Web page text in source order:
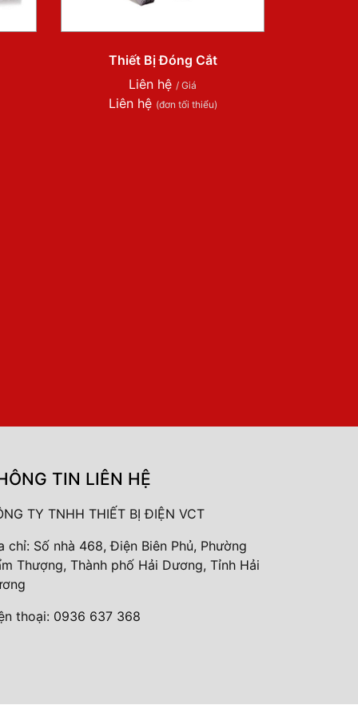
Thiết Bị Đóng Cắt
Liên hệ / Giá
Liên hệ (đơn tối thiểu)
TIN LIÊN HỆ
TY TNHH THIẾT BỊ ĐIỆN VCT
chỉ: Số nhà 468, Điện Biên Phủ, Phường
Thượng, Thành phố Hải Dương, Tỉnh Hải
thoại: 0936 637 368